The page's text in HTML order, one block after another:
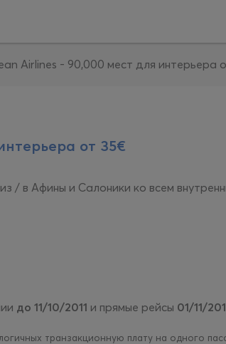
Airlines - 90,000 мест для интерьера
от 35€
/ в Афины и Салоники ко всем
до 11/10/2011 и прямые рейсы 01/11/
транзакционную плату на одного